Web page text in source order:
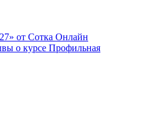
от Сотка Онлайн
о курсе Профильная